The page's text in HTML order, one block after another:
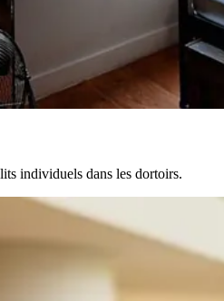
individuels dans les dortoirs.